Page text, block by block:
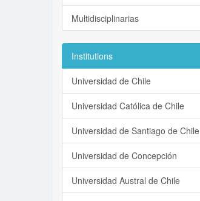
Multidisciplinarias
Institutions
Universidad de Chile
Universidad Católica de Chile
Universidad de Santiago de Chile
Universidad de Concepción
Universidad Austral de Chile